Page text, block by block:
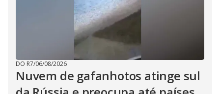
DO R7/06/08/2026
Nuvem de gafanhotos atinge sul